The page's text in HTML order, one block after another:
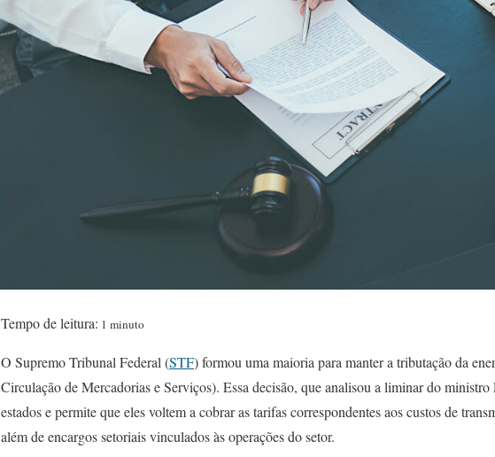
Tempo de leitura: 1 minuto
O Supremo Tribunal Federal (STF) formou uma maioria para manter a tributação da
Circulação de Mercadorias e Serviços). Essa decisão, que analisou a liminar do
estados e permite que eles voltem a cobrar as tarifas correspondentes aos custos de
além de encargos setoriais vinculados às operações do setor.